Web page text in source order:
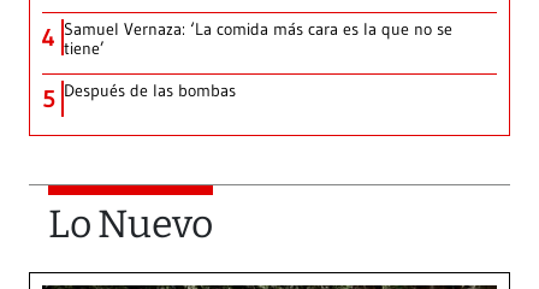
4 Samuel Vernaza: ‘La comida más cara es la que no se
tiene’
5 Después de las bombas
Lo Nuevo